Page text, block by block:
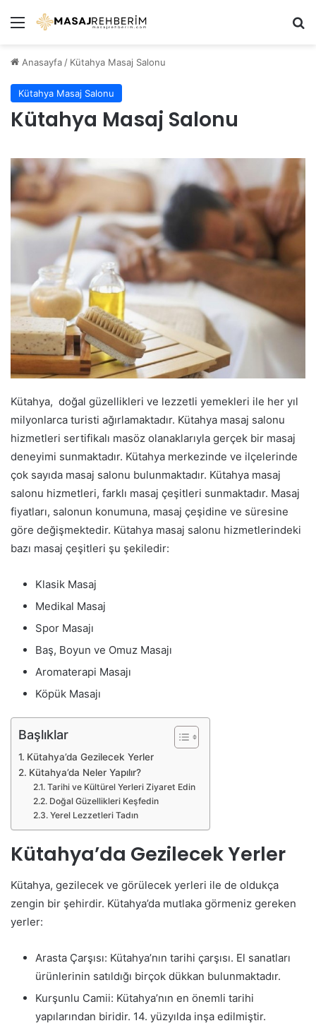
Menü
Anasayfa / Kütahya Masaj Salonu
Kütahya Masaj Salonu
Kütahya Masaj Salonu
Kütahya, doğal güzellikleri ve lezzetli yemekleri ile her yıl
milyonlarca turisti ağırlamaktadır. Kütahya masaj salonu
hizmetleri sertifikalı masöz olanaklarıyla gerçek bir masaj
deneyimi sunmaktadır. Kütahya merkezinde ve ilçelerinde
çok sayıda masaj salonu bulunmaktadır. Kütahya masaj
salonu hizmetleri, farklı masaj çeşitleri sunmaktadır. Masaj
fiyatları, salonun konumuna, masaj çeşidine ve süresine
göre değişmektedir. Kütahya masaj salonu hizmetlerindeki
bazı masaj çeşitleri şu şekiledir:
Klasik Masaj
Medikal Masaj
Spor Masajı
Baş, Boyun ve Omuz Masajı
Aromaterapi Masajı
Köpük Masajı
Başlıklar
Kütahya’da Gezilecek Yerler
Kütahya’da Neler Yapılır?
Tarihi ve Kültürel Yerleri Ziyaret Edin
Doğal Güzellikleri Keşfedin
Yerel Lezzetleri Tadın
Kütahya’da Gezilecek Yerler
Kütahya, gezilecek ve görülecek yerleri ile de oldukça
zengin bir şehirdir. Kütahya’da mutlaka görmeniz gereken
yerler:
Arasta Çarşısı: Kütahya’nın tarihi çarşısı. El sanatları
ürünlerinin satıldığı birçok dükkan bulunmaktadır.
Kurşunlu Camii: Kütahya’nın en önemli tarihi
yapılarından biridir. 14. yüzyılda inşa edilmiştir.